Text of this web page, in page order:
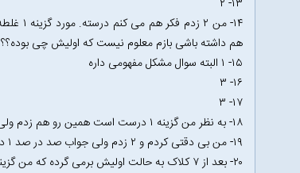
۱۳- ۲
هم داشته باشی بازم معلوم نیست که اولیش چی بوده؟؟
۱۵- ۱ البته سوال مشکل مفهومی داره
۱۶- ۳
۱۷- ۳
۱۸- به نظر من گزینه ۱ درست است همین رو هم زدم ولی مطمئن نیستم
۱۹- من بی دقتی کردم و ۲ زدم ولی جواب صد در صد ۱ درسته
۲۰- بعد از ۷ کلاک به حالت اولیش برمی گرده که من گزینه ۴ یعنی ۶ تا رو زدم